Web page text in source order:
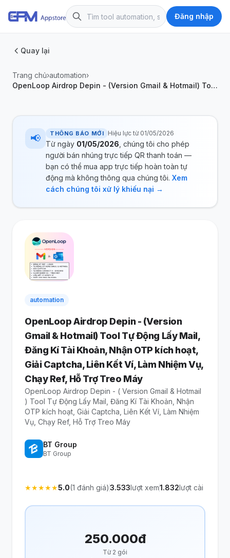
Đăng nhập
Quay lại
Trang chủ›automation›
OpenLoop Airdrop Depin - (Version Gmail & Hotmail) Tool Tự Động Lấy Mail, Đăng Kí Tài Khoản, Nhận OTP kích hoạt, Giải Captcha, Liên Kết Ví, Làm Nhiệm Vụ, Chạy Ref, Hỗ Trợ Treo Máy
📢 THÔNG BÁO MỚI Hiệu lực từ 01/05/2026
Từ ngày 01/05/2026 , chúng tôi cho phép
người bán nhúng trực tiếp QR thanh toán —
bạn có thể mua app trực tiếp hoàn toàn tự
động mà không thông qua chúng tôi. Xem
cách chúng tôi xử lý khiếu nại →
automation
OpenLoop Airdrop Depin - (Version
Gmail & Hotmail) Tool Tự Động Lấy Mail,
Đăng Kí Tài Khoản, Nhận OTP kích hoạt,
Giải Captcha, Liên Kết Ví, Làm Nhiệm Vụ,
Chạy Ref, Hỗ Trợ Treo Máy
OpenLoop Airdrop Depin - ( Version Gmail & Hotmail
) Tool Tự Động Lấy Mail, Đăng Kí Tài Khoản, Nhận
OTP kích hoạt, Giải Captcha, Liên Kết Ví, Làm Nhiệm
Vụ, Chạy Ref, Hỗ Trợ Treo Máy
BT Group
BT Group
★★★★★5.0(1 đánh giá)3.533lượt xem1.832lượt cài
250.000đ
Từ 2 gói